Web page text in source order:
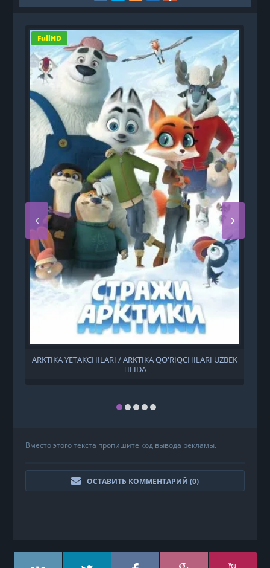
FullHD
ARKTIKA YETAKCHILARI / ARKTIKA QO'RIQCHILARI UZBEK
TILIDA
Вместо этого текста пропишите код вывода рекламы.
ОСТАВИТЬ КОММЕНТАРИЙ (0)